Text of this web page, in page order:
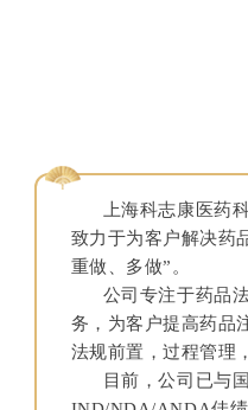
上海科志康医药科
致力于为客户解决药
重做、多做”。
公司专注于药品法
务，为客户提高药品
法规前置，过程管理
目前，公司已与国